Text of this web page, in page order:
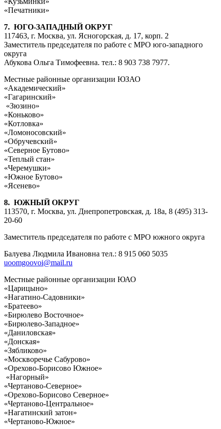
«Печатники»
7. ЮГО-ЗАПАДНЫЙ ОКРУГ
117463, г. Москва, ул. Ясногорская, д. 17, корп. 2
Заместитель председателя по работе с МРО юго-западного
округа
Абукова Ольга Тимофеевна. тел.: 8 903 738 7977.
Местные районные организации ЮЗАО
«Академический»
«Гагаринский»
«Зюзино»
«Коньково»
«Котловка»
«Ломоносовский»
«Обручевский»
«Северное Бутово»
«Теплый стан»
«Черемушки»
«Южное Бутово»
«Ясенево»
8. ЮЖНЫЙ ОКРУГ
113570, г. Москва, ул. Днепропетровская, д. 18а, 8 (495) 313-
20-60
Заместитель председателя по работе с МРО южного округа
Балуева Людмила Ивановна тел.: 8 915 060 5035
uoomgoovoi@mail.ru
Местные районные организации ЮАО
«Царицыно»
«Нагатино-Садовники»
«Братеево»
«Бирюлево Восточное»
«Бирюлево-Западное»
«Даниловская»
«Донская»
«Зябликово»
«Москворечье Сабурово»
«Орехово-Борисово Южное»
«Нагорный»
«Чертаново-Северное»
«Орехово-Борисово Северное»
«Чертаново-Центральное»
«Нагатинский затон»
«Чертаново-Южное»